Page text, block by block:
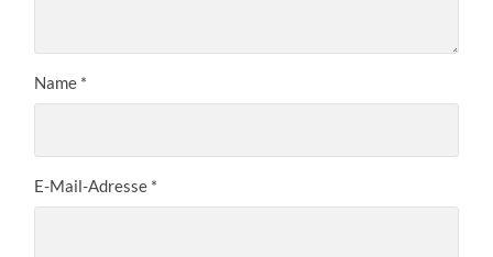
Name *
E-Mail-Adresse *